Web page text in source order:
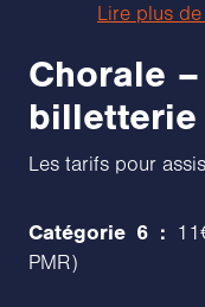
Lire plus
Chorale
billetterie
Les tarifs pour
Catégorie 6 :
PMR)